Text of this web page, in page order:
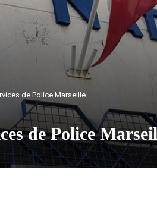
de Police Marseille
de Police